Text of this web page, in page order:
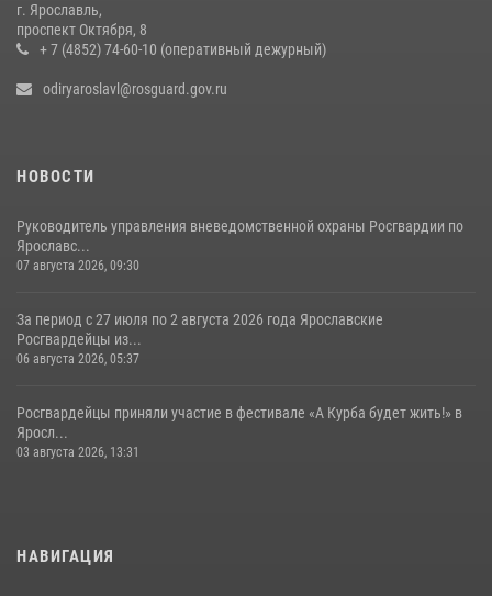
Центральный округ Росгвардии отмечает 105-летие
15 июля 2026, 11:06
г. Ярославль,
проспект Октября, 8
+ 7 (4852) 74-60-10 (оперативный дежурный)
odiryaroslavl@rosguard.gov.ru
НОВОСТИ
Руководитель управления вневедомственной охраны Росгвардии по
Ярославс...
07 августа 2026, 09:30
За период с 27 июля по 2 августа 2026 года Ярославские
Росгвардейцы из...
06 августа 2026, 05:37
Росгвардейцы приняли участие в фестивале «А Курба будет жить!» в
Яросл...
03 августа 2026, 13:31
НАВИГАЦИЯ